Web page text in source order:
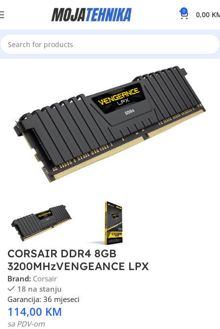
0 0,00
CORSAIR DDR4 8GB
3200MHzVENGEANCE LPX
Brand: Corsair
18 na stanju
Garancija: 36 mjeseci
114,00 KM
sa PDV-om